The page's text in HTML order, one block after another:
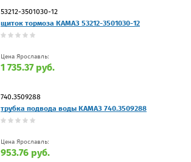
53212-3501030-12
щиток тормоза КАМАЗ 53212-3501030-12
Цена Ярославль:
1 735.37 руб.
740.3509288
трубка подвода воды КАМАЗ 740.3509288
Цена Ярославль:
953.76 руб.